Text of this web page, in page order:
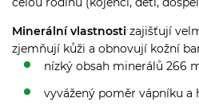
Minerální vlastnosti zajišťují
zjemňují kůži a obnovují kožní
nízký obsah minerálů 266
vyvážený poměr vápníku a